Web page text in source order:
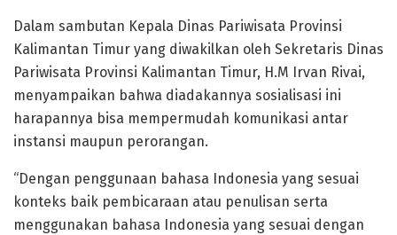
Dalam sambutan Kepala Dinas Pariwisata Provinsi
Kalimantan Timur yang diwakilkan oleh Sekretaris Dinas
Pariwisata Provinsi Kalimantan Timur, H.M Irvan Rivai,
menyampaikan bahwa diadakannya sosialisasi ini
harapannya bisa mempermudah komunikasi antar
instansi maupun perorangan.
“Dengan penggunaan bahasa Indonesia yang sesuai
konteks baik pembicaraan atau penulisan serta
menggunakan bahasa Indonesia yang sesuai dengan